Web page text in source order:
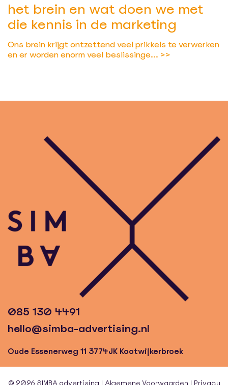
het brein en wat doen we met
die kennis in de marketing
Ons brein krijgt ontzettend veel prikkels te verwerken
en er worden enorm veel beslissinge... >>
085 130 4491
hello@simba-advertising.nl
Oude Essenerweg 11 3774JK Kootwijkerbroek
© 2026 SIMBA advertising | Algemene Voorwaarden | Privacy